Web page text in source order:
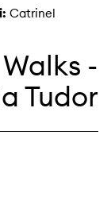
Catrinel